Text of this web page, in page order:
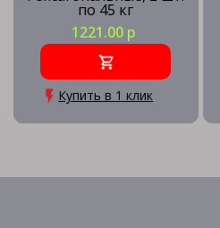
по 45 кг
1221.00 р
Купить в 1 клик